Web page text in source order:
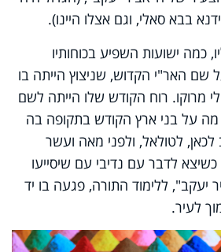
בבא סאלי, וגם אצלו היינו).
כמה ישועות השפיע בכוחותיו
שם האר"י הקדוש, שניצוץ הייתה בו
מרוקו. רוח הקודש שלו הייתה לשם
מה על בני ארץ הקודש בתקופה בה
לטולאל, ולפני מאה ועשר
לדבר עם נדיבי עם שיסייעו
יעקב", ללימוד התורה, פגעה בו יד
לעיר.